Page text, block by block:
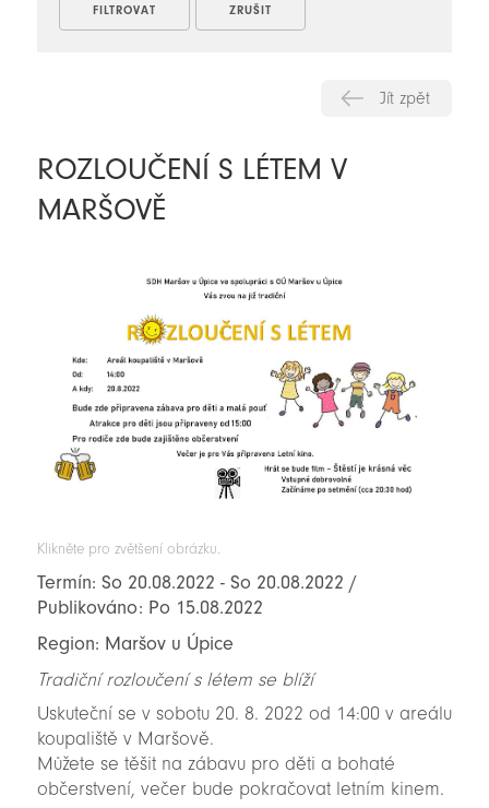
Jít zpět
ROZLOUČENÍ S LÉTEM V
MARŠOVĚ
Klikněte pro zvětšení obrázku.
Termín: So 20.08.2022 - So 20.08.2022 /
Publikováno: Po 15.08.2022
Region: Maršov u Úpice
Tradiční rozloučení s létem se blíží
Uskuteční se v sobotu 20. 8. 2022 od 14:00 v areálu
koupaliště v Maršově.
Můžete se těšit na zábavu pro děti a bohaté
občerstvení, večer bude pokračovat letním kinem.